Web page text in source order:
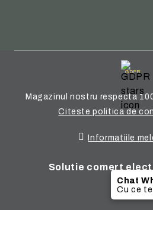
GDPR
Magazinul nostru respecta
Citeste politica de
Informatiile
Solutie comert
Chat
Cu ce